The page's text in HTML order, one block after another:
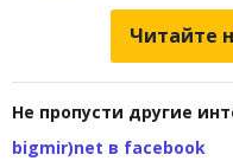
Читайте
Не пропусти другие
bigmir)net в facebook